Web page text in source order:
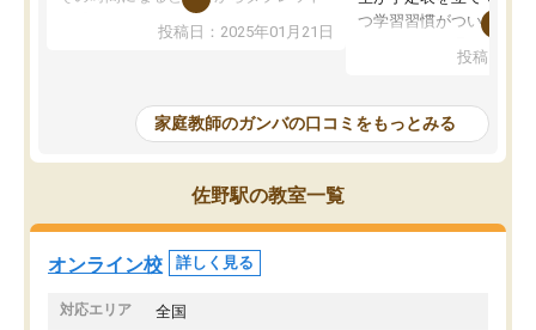
を開いてzoomを繋げるようになりまし
た！5科目なんでもOKなのもとても気
めて1年ほどだった今では平均点以上の
科目が増えてきました！あと1年受験ま
であるので無料の週末教室を使用しな
がら頑張って欲しいと思います！
投稿日：2025年01月21日
つ学習習慣がついてきま
指導が無い日も予定表
問できるのでとても助か
投稿日：
家庭教師のガンバの口コミをもっとみる
佐野駅の教室一覧
オンライン校 詳しく見る
対応エリア 全国